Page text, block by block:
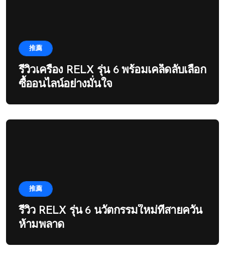
推薦
รีวิวเครื่อง RELX รุ่น 6 พร้อมเคล็ดลับเลือก
ซื้ออนไลน์อย่างมั่นใจ
推薦
รีวิว RELX รุ่น 6 นวัตกรรมใหม่ที่สายควัน
ห้ามพลาด